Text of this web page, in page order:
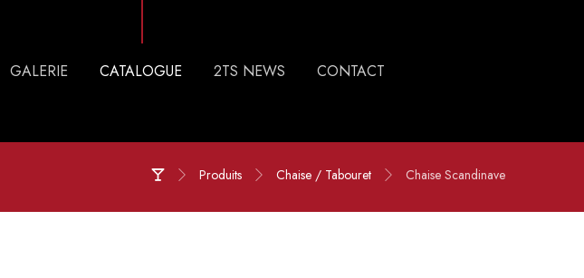
GALERIE CATALOGUE 2TS NEWS CONTACT
Produits Chaise / Tabouret Chaise Scandinave